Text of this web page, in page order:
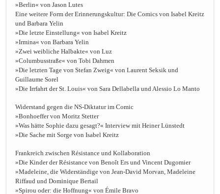
»Berlin« von Jason Lutes
Eine weitere Form der Erinnerungskultur: Die Comics von Isabel Kreitz
und Barbara Yelin
»Die letzte Einstellung« von Isabel Kreitz
»Irmina« von Barbara Yelin
»Zwei weibliche Halbakte« von Luz
»Columbusstraße« von Tobi Dahmen
»Die letzten Tage von Stefan Zweig« von Laurent Seksik und
Guillaume Sorel
»Die Irrfahrt der St. Louis« von Sara Dellabella und Alessio Lo Manto
Widerstand gegen die NS-Diktatur im Comic
»Bonhoeffer von Moritz Stetter
»Was hätte Sophie dazu gesagt?« Interview mit Heiner Lünstedt
»Die Sache mit Sorge von Isabel Kreitz
Frankreich zwischen Résistance und Kollaboration
»Die Kinder der Résistance von Benoît Ers und Vincent Dugomier
»Madeleine, die Widerständige von Jean-David Morvan, Madeleine
Riffaud und Dominique Bertail
»Spirou oder: die Hoffnung« von Émile Bravo